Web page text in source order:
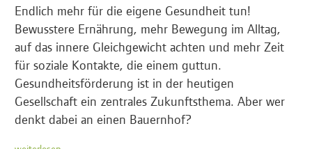
Endlich mehr für die eigene Gesundheit tun!
Bewusstere Ernährung, mehr Bewegung im Alltag,
auf das innere Gleichgewicht achten und mehr Zeit
für soziale Kontakte, die einem guttun.
Gesundheitsförderung ist in der heutigen
Gesellschaft ein zentrales Zukunftsthema. Aber wer
denkt dabei an einen Bauernhof?